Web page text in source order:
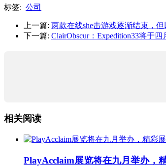
标签: 公司
上一篇: 两款在线she击游戏逐渐结束，
下一篇: ClairObscur：Expedition33将于
相关阅读
PlayAcclaim展览将在九月举办